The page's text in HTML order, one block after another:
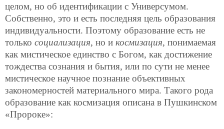
целом, но об идентификации с Универсумом.
Собственно, это и есть последняя цель образования
индивидуальности. Поэтому образование есть не
только социализация, но и космизация, понимаемая
как мистическое единство с Богом, как достижение
тождества сознания и бытия, или по сути не менее
мистическое научное познание объективных
закономерностей материального мира. Такого рода
образование как космизация описана в Пушкинском
«Пророке»: